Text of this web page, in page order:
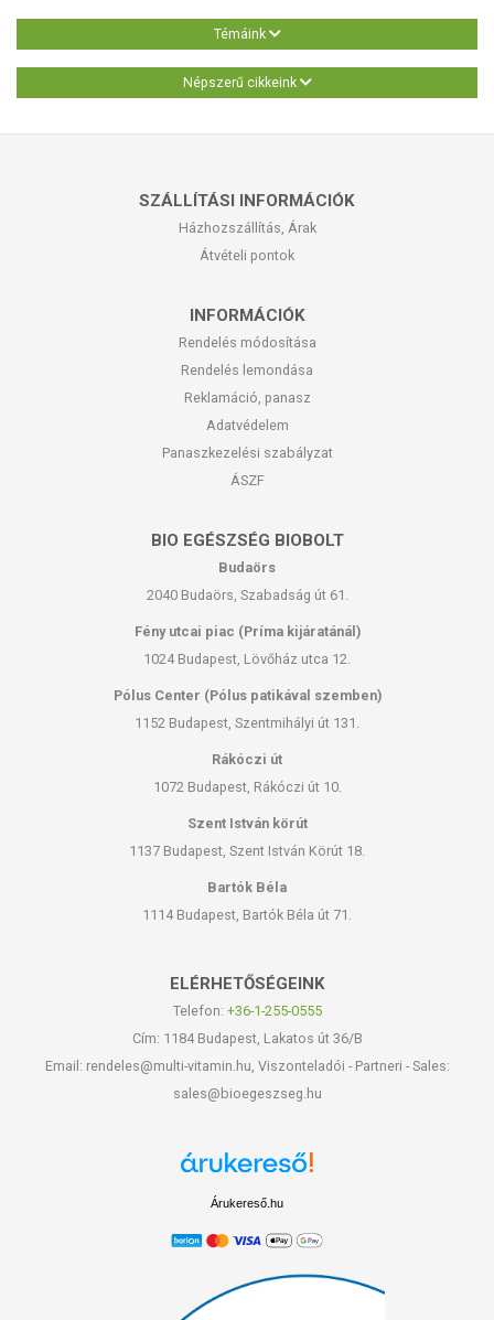
Témáink
Népszerű cikkeink
SZÁLLÍTÁSI INFORMÁCIÓK
Házhozszállítás, Árak
Átvételi pontok
INFORMÁCIÓK
Rendelés módosítása
Rendelés lemondása
Reklamáció, panasz
Adatvédelem
Panaszkezelési szabályzat
ÁSZF
BIO EGÉSZSÉG BIOBOLT
Budaörs
2040 Budaörs, Szabadság út 61.
Fény utcai piac (Príma kijáratánál)
1024 Budapest, Lövőház utca 12.
Pólus Center (Pólus patikával szemben)
1152 Budapest, Szentmihályi út 131.
Rákóczi út
1072 Budapest, Rákóczi út 10.
Szent István körút
1137 Budapest, Szent István Körút 18.
Bartók Béla
1114 Budapest, Bartók Béla út 71.
ELÉRHETŐSÉGEINK
Telefon: +36-1-255-0555
Cím: 1184 Budapest, Lakatos út 36/B
Email: rendeles@multi-vitamin.hu, Viszonteladói - Partneri - Sales:
sales@bioegeszseg.hu
Árukereső.hu